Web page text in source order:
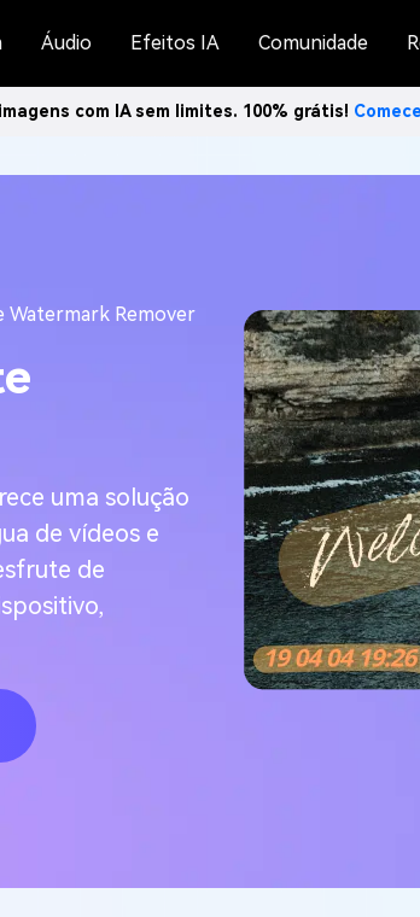
Áudio Efeitos IA Comunidade
com IA sem limites. 100% grátis!
Watermark Remover
uma solução
de vídeos e
de